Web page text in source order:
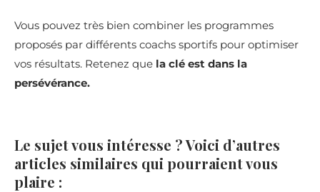
Vous pouvez très bien combiner les programmes
proposés par différents coachs sportifs pour optimiser
vos résultats. Retenez que la clé est dans la
persévérance.
Le sujet vous intéresse ? Voici d’autres
articles similaires qui pourraient vous
plaire :